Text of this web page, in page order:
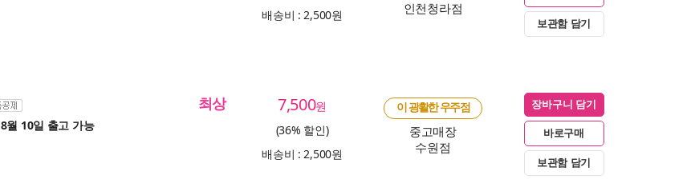
배송비 : 2,500원
인천청라점
보관함 담기
8월 10일 출고 가능
최상 7,500원
(36% 할인)
배송비 : 2,500원
이 광활한 우주점
중고매장
수원점
장바구니 담기
바로구매
보관함 담기